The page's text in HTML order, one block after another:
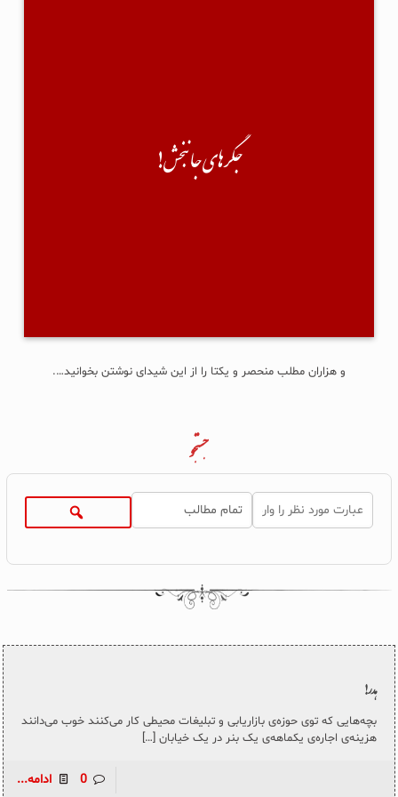
جگرهای جانبخش!
آیا امکان دارد کمک کنید تا به مخاطب برسد؟"
من هم گفته کرده:"چشمم روشن! دیگه چی؟ چشم!" 🙂
حقیقتش نه سرویس خان(!) را می‌شناسم، نه حتی یکبار لایک و کامنتی با هم
و هزاران مطلب منحصر و یکتا را از این شیدای نوشتن بخوانید….
جستجو
هدر!
بچه‌هایی که توی حوزه‌ی بازاریابی و تبلیغات محیطی کار می‌کنند خوب می‌دانند
هزینه‌ی اجاره‌ی یکماهه‌ی یک بنر در یک خیابان […]
0 ادامه...